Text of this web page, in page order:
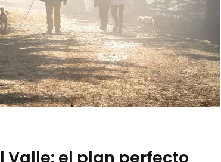
Valle: el plan perfecto